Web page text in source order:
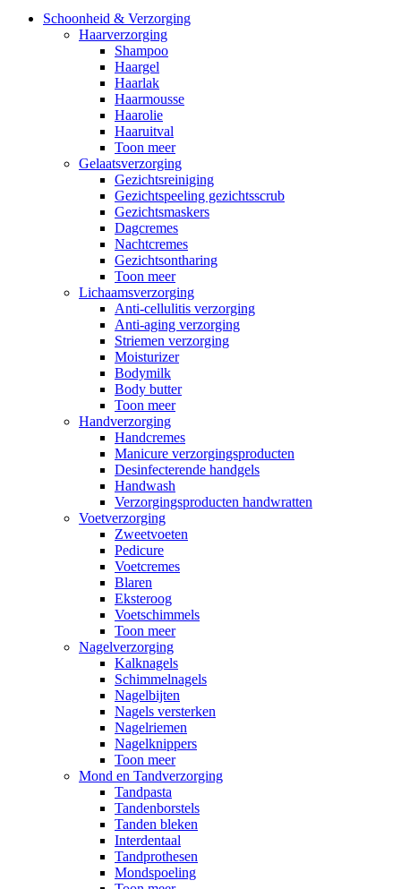
Schoonheid & Verzorging
Haarverzorging
Shampoo
Haargel
Haarlak
Haarmousse
Haarolie
Haaruitval
Toon meer
Gelaatsverzorging
Gezichtsreiniging
Gezichtspeeling gezichtsscrub
Gezichtsmaskers
Dagcremes
Nachtcremes
Gezichtsontharing
Toon meer
Lichaamsverzorging
Anti-cellulitis verzorging
Anti-aging verzorging
Striemen verzorging
Moisturizer
Bodymilk
Body butter
Toon meer
Handverzorging
Handcremes
Manicure verzorgingsproducten
Desinfecterende handgels
Handwash
Verzorgingsproducten handwratten
Voetverzorging
Zweetvoeten
Pedicure
Voetcremes
Blaren
Eksteroog
Voetschimmels
Toon meer
Nagelverzorging
Kalknagels
Schimmelnagels
Nagelbijten
Nagels versterken
Nagelriemen
Nagelknippers
Toon meer
Mond en Tandverzorging
Tandpasta
Tandenborstels
Tanden bleken
Interdentaal
Tandprothesen
Mondspoeling